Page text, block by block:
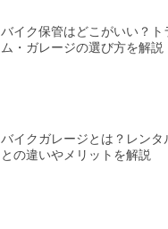
バイク保管はどこがいい？ト
ム・ガレージの選び方を解説
バイクガレージとは？レンタ
との違いやメリットを解説